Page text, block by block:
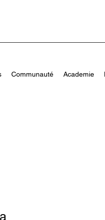
Communauté Academie